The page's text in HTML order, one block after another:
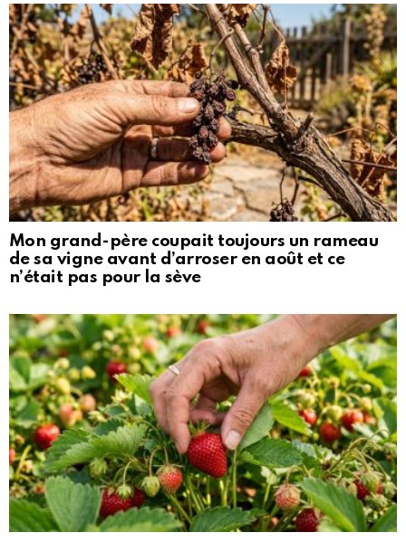
Mon grand-père coupait toujours un rameau
de sa vigne avant d’arroser en août et ce
n’était pas pour la sève